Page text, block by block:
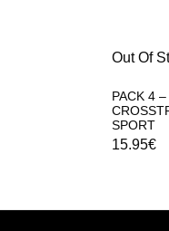
Out Of
PACK 4
SPORT
15.95€